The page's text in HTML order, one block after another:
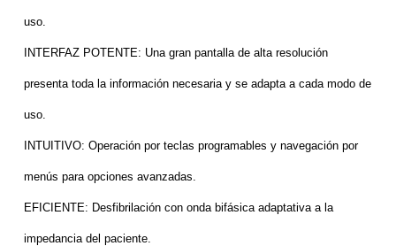
uso.
INTERFAZ POTENTE: Una gran pantalla de alta resolución
presenta toda la información necesaria y se adapta a cada modo de
uso.
INTUITIVO: Operación por teclas programables y navegación por
menús para opciones avanzadas.
EFICIENTE: Desfibrilación con onda bifásica adaptativa a la
impedancia del paciente.